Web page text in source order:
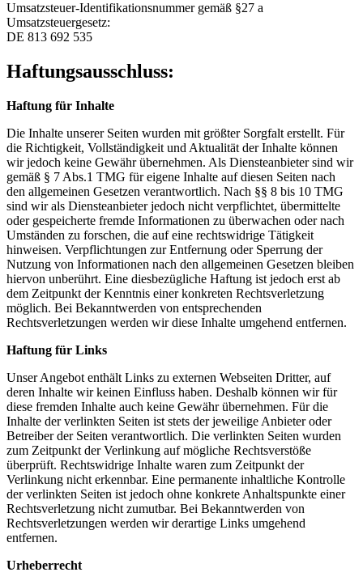
Umsatzsteuer-Identifikationsnummer gemäß §27 a
Umsatzsteuergesetz:
DE 813 692 535
Haftungsausschluss:
Haftung für Inhalte
Die Inhalte unserer Seiten wurden mit größter Sorgfalt erstellt. Für
die Richtigkeit, Vollständigkeit und Aktualität der Inhalte können
wir jedoch keine Gewähr übernehmen. Als Diensteanbieter sind wir
gemäß § 7 Abs.1 TMG für eigene Inhalte auf diesen Seiten nach
den allgemeinen Gesetzen verantwortlich. Nach §§ 8 bis 10 TMG
sind wir als Diensteanbieter jedoch nicht verpflichtet, übermittelte
oder gespeicherte fremde Informationen zu überwachen oder nach
Umständen zu forschen, die auf eine rechtswidrige Tätigkeit
hinweisen. Verpflichtungen zur Entfernung oder Sperrung der
Nutzung von Informationen nach den allgemeinen Gesetzen bleiben
hiervon unberührt. Eine diesbezügliche Haftung ist jedoch erst ab
dem Zeitpunkt der Kenntnis einer konkreten Rechtsverletzung
möglich. Bei Bekanntwerden von entsprechenden
Rechtsverletzungen werden wir diese Inhalte umgehend entfernen.
Haftung für Links
Unser Angebot enthält Links zu externen Webseiten Dritter, auf
deren Inhalte wir keinen Einfluss haben. Deshalb können wir für
diese fremden Inhalte auch keine Gewähr übernehmen. Für die
Inhalte der verlinkten Seiten ist stets der jeweilige Anbieter oder
Betreiber der Seiten verantwortlich. Die verlinkten Seiten wurden
zum Zeitpunkt der Verlinkung auf mögliche Rechtsverstöße
überprüft. Rechtswidrige Inhalte waren zum Zeitpunkt der
Verlinkung nicht erkennbar. Eine permanente inhaltliche Kontrolle
der verlinkten Seiten ist jedoch ohne konkrete Anhaltspunkte einer
Rechtsverletzung nicht zumutbar. Bei Bekanntwerden von
Rechtsverletzungen werden wir derartige Links umgehend
entfernen.
Urheberrecht